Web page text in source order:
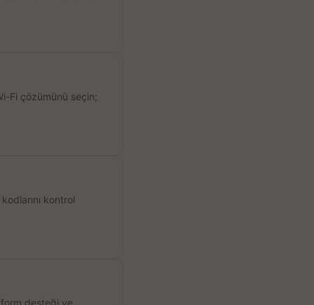
Fi çözümünü seçin;
kontrol
desteği ve